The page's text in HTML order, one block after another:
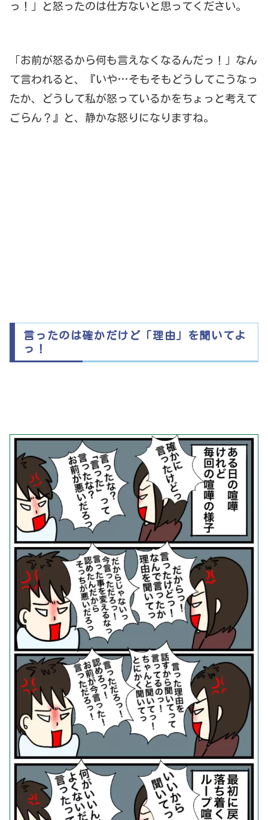
っ！」と怒ったのは仕方ないと思ってください。
「お前が怒るから何も言えなくなるんだっ！」なん
て言われると、『いや…そもそもどうしてこうなっ
たか、どうして私が怒っているかをちょっと考えて
ごらん？』と、静かな怒りになりますね。
言ったのは確かだけど「理由」を聞いてよ
っ！